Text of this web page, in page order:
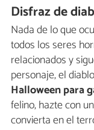
Disfraz de
Nada de lo que
todos los seres
relacionados y
personaje, el
Halloween para
felino, hazte con
convierta en el